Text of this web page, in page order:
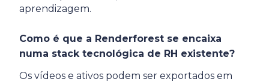
aprendizagem.
Como é que a Renderforest se encaixa
numa stack tecnológica de RH existente?
Os vídeos e ativos podem ser exportados em